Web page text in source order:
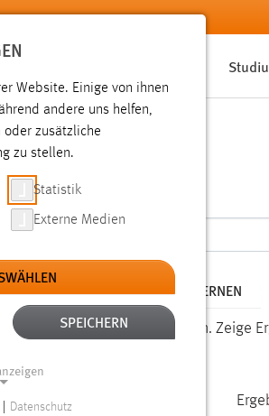
JAHR ALLE FILTER ENTFERNEN
3363 Ergebnisse gefunden. Zeige
Website. Einige von ihnen
andere uns helfen,
oder zusätzliche
zu stellen.
Statistik
Externe Medien
SPEICHERN
Datenschutz